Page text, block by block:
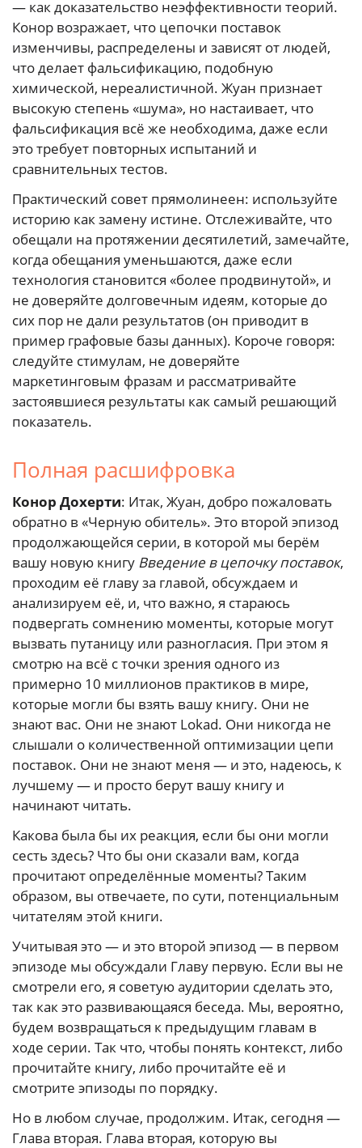
— как доказательство неэффективности теорий.
Конор возражает, что цепочки поставок
изменчивы, распределены и зависят от людей,
что делает фальсификацию, подобную
химической, нереалистичной. Жуан признает
высокую степень «шума», но настаивает, что
фальсификация всё же необходима, даже если
это требует повторных испытаний и
сравнительных тестов.
Практический совет прямолинеен: используйте
историю как замену истине. Отслеживайте, что
обещали на протяжении десятилетий, замечайте,
когда обещания уменьшаются, даже если
технология становится «более продвинутой», и
не доверяйте долговечным идеям, которые до
сих пор не дали результатов (он приводит в
пример графовые базы данных). Короче говоря:
следуйте стимулам, не доверяйте
маркетинговым фразам и рассматривайте
застоявшиеся результаты как самый решающий
показатель.
Полная расшифровка
Конор Дохерти: Итак, Жуан, добро пожаловать
обратно в «Черную обитель». Это второй эпизод
продолжающейся серии, в которой мы берём
вашу новую книгу Введение в цепочку поставок,
проходим её главу за главой, обсуждаем и
анализируем её, и, что важно, я стараюсь
подвергать сомнению моменты, которые могут
вызвать путаницу или разногласия. При этом я
смотрю на всё с точки зрения одного из
примерно 10 миллионов практиков в мире,
которые могли бы взять вашу книгу. Они не
знают вас. Они не знают Lokad. Они никогда не
слышали о количественной оптимизации цепи
поставок. Они не знают меня — и это, надеюсь, к
лучшему — и просто берут вашу книгу и
начинают читать.
Какова была бы их реакция, если бы они могли
сесть здесь? Что бы они сказали вам, когда
прочитают определённые моменты? Таким
образом, вы отвечаете, по сути, потенциальным
читателям этой книги.
Учитывая это — и это второй эпизод — в первом
эпизоде мы обсуждали Главу первую. Если вы не
смотрели его, я советую аудитории сделать это,
так как это развивающаяся беседа. Мы, вероятно,
будем возвращаться к предыдущим главам в
ходе серии. Так что, чтобы понять контекст, либо
прочитайте книгу, либо прочитайте её и
смотрите эпизоды по порядку.
Но в любом случае, продолжим. Итак, сегодня —
Глава вторая. Глава вторая, которую вы